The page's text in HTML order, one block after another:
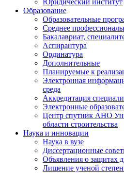
Образование
Образовательные
Среднее
Бакалавриат,
Аспирантура
Ординатура
Дополнительные
Планируемые к
Электронная
среда
Аккредитация
Электронные
Центр спутник АНО
области строительства
Наука и инновации
Наука в вузе
Диссертационные
Объявления о защитах
Лишение ученой